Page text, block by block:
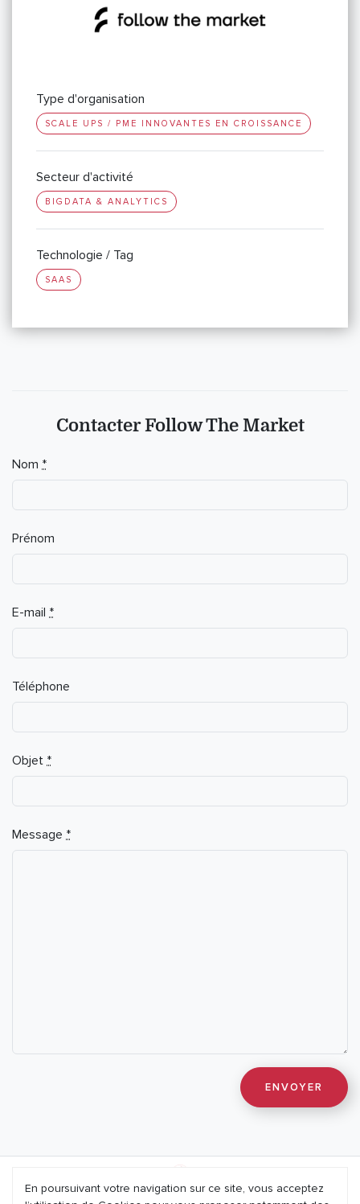
Type d'organisation
SCALE UPS / PME INNOVANTES EN CROISSANCE
Secteur d'activité
BIGDATA & ANALYTICS
Technologie / Tag
SAAS
Contacter Follow The Market
Nom *
Prénom
E-mail *
Téléphone
Objet *
Message *
En poursuivant votre navigation sur ce site, vous acceptez